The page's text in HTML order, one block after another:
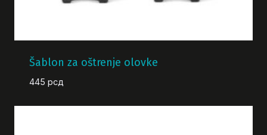
Šablon za oštrenje olovke
445 рсд